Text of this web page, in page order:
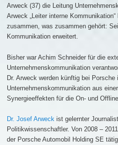
Arweck (37) die Leitung
Arweck „Leiter interne
zusammen, was zusammen gehört:
Kommunikation erweitert.
Bisher war Achim Schneider für die
Unternehmenskommunikation
Dr. Arweck werden künftig bei Porsche
Unternehmenskommunikation aus
Synergieeffekten für die On- und
Dr. Josef Arweck ist gelernter
Politikwissenschaftler. Von 2008 –
der Porsche Automobil Holding SE